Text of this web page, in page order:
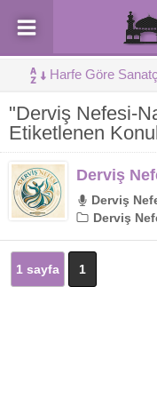
Harfe Göre
"Derviş Nefesi-
Etiketlenen
Derviş
Derviş
Derviş
1 sayfa 1